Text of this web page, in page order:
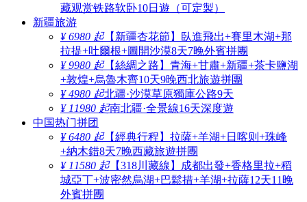
藏观赏铁路软卧10日遊（可定製）
新疆旅游
¥ 6980 起【新疆杏花節】臥進飛出+賽里木湖+那
拉提+吐爾根+圖開沙漠8天7晚外賓拼團
¥ 9980 起【絲綢之路】青海+甘肅+新疆+茶卡鹽湖
+敦煌+烏魯木齊10天9晚西北旅遊拼團
¥ 4980 起北疆·沙漠草原獨庫公路9天
¥ 11980 起南北疆·全景線16天深度遊
中国热门拼团
¥ 6480 起【經典行程】拉薩+羊湖+日喀则+珠峰
+納木錯8天7晚西藏旅遊拼團
¥ 11580 起【318川藏線】成都出發+香格里拉+稻
城亞丁+波密然烏湖+巴鬆措+羊湖+拉薩12天11晚
外賓拼團